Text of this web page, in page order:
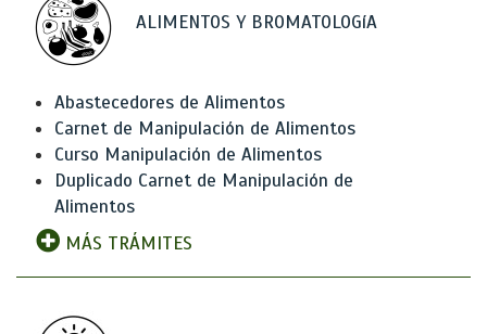
ALIMENTOS Y BROMATOLOGíA
Abastecedores de Alimentos
Carnet de Manipulación de Alimentos
Curso Manipulación de Alimentos
Duplicado Carnet de Manipulación de
Alimentos
MÁS TRÁMITES